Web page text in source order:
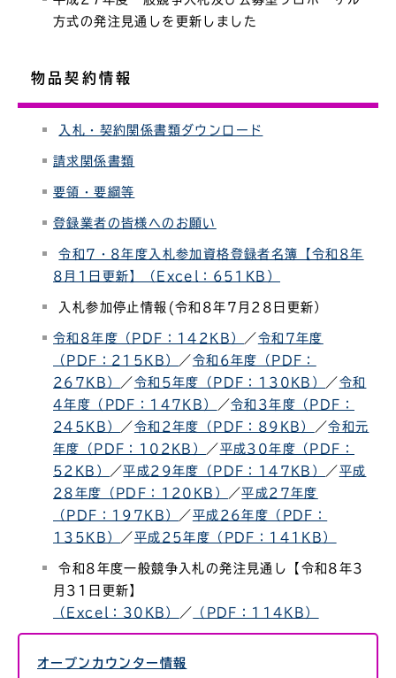
方式の発注見通しを更新しました
物品契約情報
入札・契約関係書類ダウンロード
請求関係書類
要領・要綱等
登録業者の皆様へのお願い
令和7・8年度入札参加資格登録者名簿【令和8年
8月1日更新】（Excel：651KB）
入札参加停止情報(令和8年7月28日更新）
令和8年度（PDF：142KB） ／ 令和7年度
（PDF：215KB）
／ 令和6年度（PDF：
267KB）
／ 令和5年度（PDF：130KB） ／ 令和
4年度（PDF：147KB）
／令和3年度（PDF：
245KB）
／ 令和2年度（PDF：89KB） ／令和元
年度（PDF：102KB）
／ 平成30年度（PDF：
52KB）
／平成29年度（PDF：147KB） ／ 平成
28年度（PDF：120KB）
／平成27年度
（PDF：197KB）
／ 平成26年度（PDF：
135KB）
／ 平成25年度（PDF：141KB）
令和8年度一般競争入札の発注見通し【令和8年3
月31日更新】
（Excel：30KB）
／ （PDF：114KB）
オープンカウンター情報